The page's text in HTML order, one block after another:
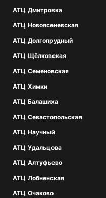
АТЦ Дмитровка
АТЦ Новоясеневская
АТЦ Долгопрудный
АТЦ Щёлковская
АТЦ Семеновская
АТЦ Химки
АТЦ Балашиха
АТЦ Севастопольская
АТЦ Научный
АТЦ Удальцова
АТЦ Алтуфьево
АТЦ Лобненская
АТЦ Очаково